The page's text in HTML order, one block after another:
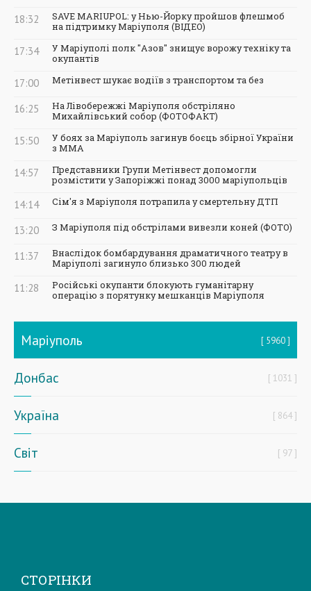
18:32
SAVE MARIUPOL: у Нью-Йорку пройшов флешмоб
на підтримку Маріуполя (ВІДЕО)
17:34
У Маріуполі полк "Азов" знищує ворожу техніку та
окупантів
17:00 Метінвест шукає водіїв з транспортом та без
16:25
На Лівобережжі Маріуполя обстріляно
Михайлівський собор (ФОТОФАКТ)
15:50
У боях за Маріуполь загинув боєць збірної України
з ММА
14:57
Представники Групи Метінвест допомогли
розмістити у Запоріжжі понад 3000 маріупольців
14:14 Сім'я з Маріуполя потрапила у смертельну ДТП
13:20 З Маріуполя під обстрілами вивезли коней (ФОТО)
11:37
Внаслідок бомбардування драматичного театру в
Маріуполі загинуло близько 300 людей
11:28
Російські окупанти блокують гуманітарну
операцію з порятунку мешканців Маріуполя
Маріуполь 5960
Донбас 1031
Україна 864
Світ 97
СТОРІНКИ